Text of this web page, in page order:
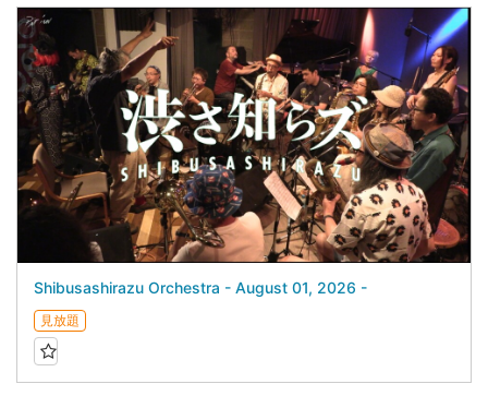
Shibusashirazu Orchestra - August 01, 2026 -
見放題